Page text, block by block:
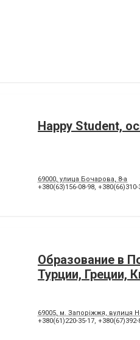
Happy Student,
69000, улица Бочарова, 8-а
+380(63)156-08-98, +380(66)310-
Образование в
Турции, Греции,
69005, м. Запоріжжя, вулиця
+380(61)220-35-17, +380(67)392-